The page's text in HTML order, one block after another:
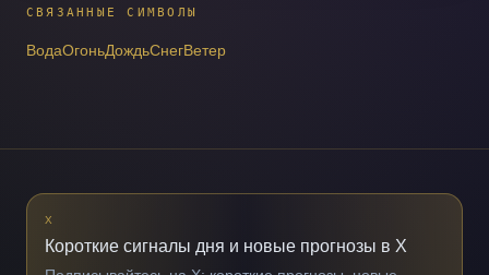
СВЯЗАННЫЕ СИМВОЛЫ
ВодаОгоньДождьСнегВетер
X
Короткие сигналы дня и новые прогнозы в X